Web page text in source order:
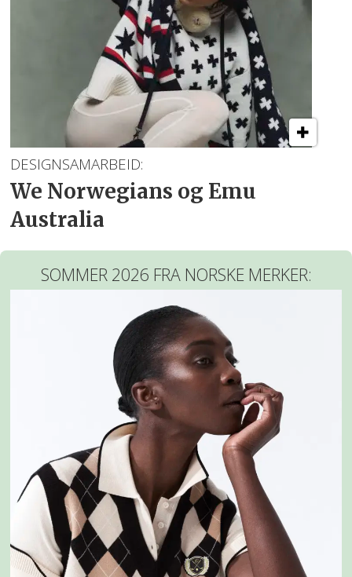
DESIGNSAMARBEID:
We Norwegians og Emu
Australia
SOMMER 2026 FRA NORSKE MERKER: